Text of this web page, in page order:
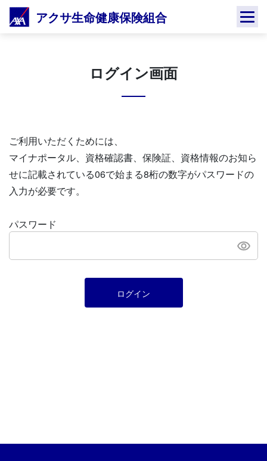
Skip
アクサ生命健康保険組合
ログイン画面
ご利用いただくためには、
マイナポータル、資格確認書、保険証、資格情報のお知ら
せに記載されている06で始まる8桁の数字がパスワードの
入力が必要です。
パスワード
ログイン